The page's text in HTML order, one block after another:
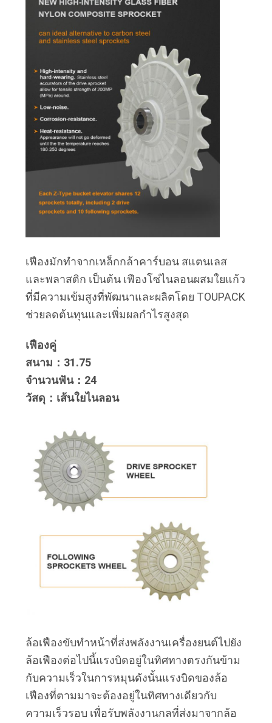
นโยบาย
ความ
เฟืองมักทำจากเหล็กกล้าคาร์บอน สแตนเลส
และพลาสติก เป็นต้น เฟืองโซ่ไนลอนผสมใยแก้ว
ที่มีความเข้มสูงที่พัฒนาและผลิตโดย TOUPACK
ช่วยลดต้นทุนและเพิ่มผลกำไรสูงสุด
เฟืองคู่
สนาม：31.75
จำนวนฟัน：24
วัสดุ：เส้นใยไนลอน
ล้อเฟืองขับทำหน้าที่ส่งพลังงานเครื่องยนต์ไปยัง
ล้อเฟืองต่อไปนี้แรงบิดอยู่ในทิศทางตรงกันข้าม
กับความเร็วในการหมุนดังนั้นแรงบิดของล้อ
เฟืองที่ตามมาจะต้องอยู่ในทิศทางเดียวกับ
ความเร็วรอบ เพื่อรับพลังงานกลที่ส่งมาจากล้อ